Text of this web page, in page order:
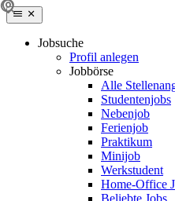
Jobsuche
Profil anlegen
Jobbörse
Alle
Studentenjobs
Nebenjob
Ferienjob
Praktikum
Minijob
Werkstudent
Home-Office
Beliebte Jobs